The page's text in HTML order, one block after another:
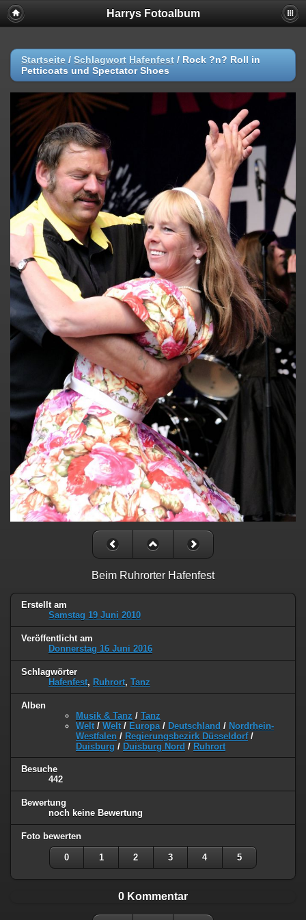
Harrys Fotoalbum
Startseite / Schlagwort Hafenfest / Rock ?n? Roll in
Petticoats und Spectator Shoes
Beim Ruhrorter Hafenfest
Erstellt am
Samstag 19 Juni 2010
Veröffentlicht am
Donnerstag 16 Juni 2016
Schlagwörter
Hafenfest, Ruhrort, Tanz
Alben
Musik & Tanz / Tanz
Welt / Welt / Europa / Deutschland / Nordrhein-
Westfalen / Regierungsbezirk Düsseldorf/
Duisburg / Duisburg Nord / Ruhrort
Besuche
442
Bewertung
noch keine Bewertung
Foto bewerten
0 1 2 3 4 5
0 Kommentar